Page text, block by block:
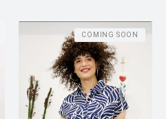
COMING SOON